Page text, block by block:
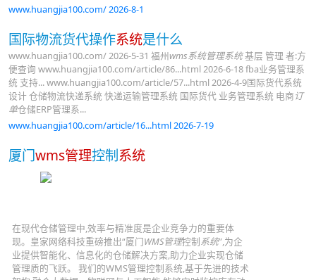
www.huangjia100.com/ 2026-8-1
国际物流货代操作系统是什么
www.huangjia100.com/ 2026-5-31 福州wms系统管理系统基层 管理 者:方
便查询 www.huangjia100.com/article/86...html 2026-6-18 fba业务管理系
统 支持... www.huangjia100.com/article/57...html 2026-4-9国际货代系统
设计 仓储物流快递系统 快递运输管理系统 国际货代 业务管理系统 电商订
单仓储ERP管理系...
www.huangjia100.com/article/16...html 2026-7-19
厦门wms管理控制系统
在现代仓储管理中,效率与精准度是企业竞争力的重要体
现。皇家网络科技重磅推出“厦门WMS管理控制系统”,为企
业提供智能化、信息化的仓储解决方案,助力企业实现仓储
管理质的飞跃。 我们的WMS管理控制系统,基于先进的技术